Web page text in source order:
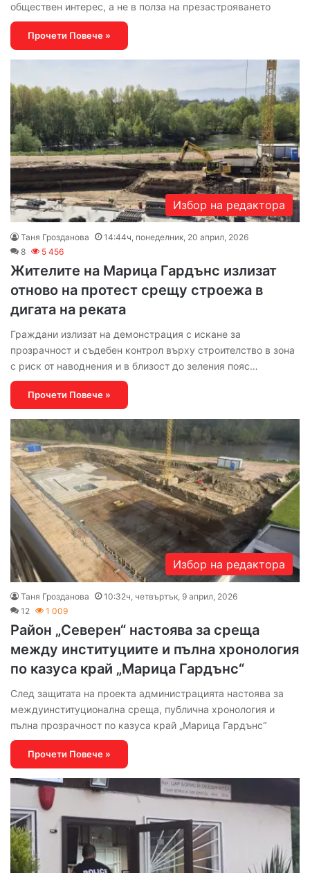
обществен интерес, а не в полза на презастрояването
Прочети Повече »
Избор на редактора
Таня Грозданова
14:44ч, понеделник, 20 април, 2026
8
5 456
Жителите на Марица Гардънс излизат
отново на протест срещу строежа в
дигата на реката
Граждани излизат на демонстрация с искане за
прозрачност и съдебен контрол върху строителство в зона
с риск от наводнения и в близост до зеления пояс…
Прочети Повече »
Избор на редактора
Таня Грозданова
10:32ч, четвъртък, 9 април, 2026
12
1 009
Район „Северен“ настоява за среща
между институциите и пълна хронология
по казуса край „Марица Гардънс“
След защитата на проекта администрацията настоява за
междуинституционална среща, публична хронология и
пълна прозрачност по казуса край „Марица Гардънс“
Прочети Повече »